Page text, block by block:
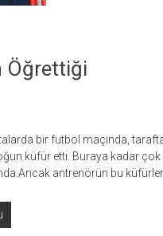
Öğrettiği
bir futbol maçında,
küfür etti. Buraya kadar çok
antrenörün bu küfürler